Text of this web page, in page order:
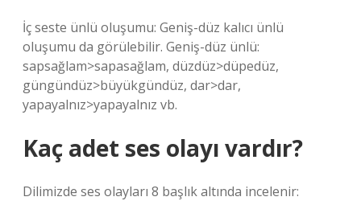
İç seste ünlü oluşumu: Geniş-düz kalıcı ünlü
oluşumu da görülebilir. Geniş-düz ünlü:
sapsağlam>sapasağlam, düzdüz>düpedüz,
güngündüz>büyükgündüz, dar>dar,
yapayalnız>yapayalnız vb.
Kaç adet ses olayı vardır?
Dilimizde ses olayları 8 başlık altında incelenir: